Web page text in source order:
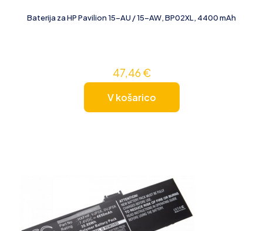
Baterija za HP Pavilion 15-AU / 15-AW, BP02XL, 4400 mAh
47,46€
V košarico